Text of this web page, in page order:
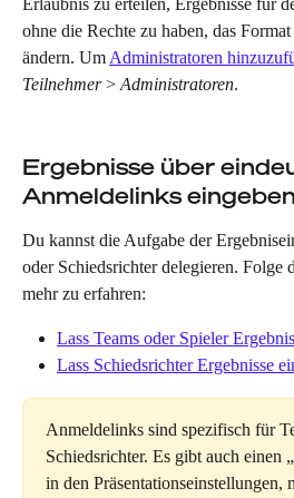
Erlaubnis zu erteilen, Ergebnisse für
ohne die Rechte zu haben, das
ändern. Um Administratoren
Teilnehmer > Administratoren.
Ergebnisse über
Anmeldelinks eingeben
Du kannst die Aufgabe der
oder Schiedsrichter delegieren. Folge
mehr zu erfahren:
Lass Teams oder Spieler
Lass Schiedsrichter Ergebnisse
Anmeldelinks sind spezifisch für
Schiedsrichter. Es gibt auch
in den Präsentationseinstellungen,